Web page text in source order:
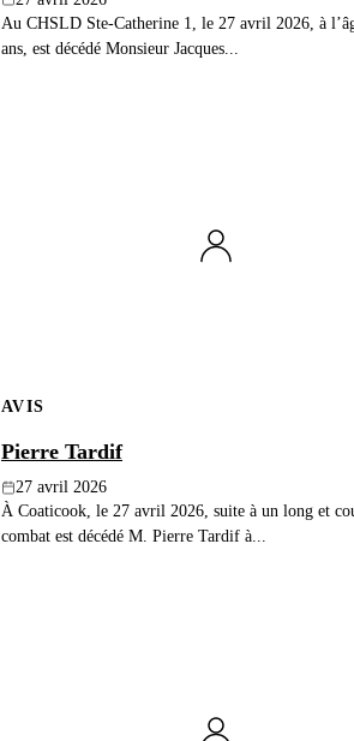
Au CHSLD Ste-Catherine 1, le 27 avril 2026, à
ans, est décédé Monsieur Jacques...
AVIS
Pierre Tardif
27 avril 2026
À Coaticook, le 27 avril 2026, suite à un long et
combat est décédé M. Pierre Tardif à...